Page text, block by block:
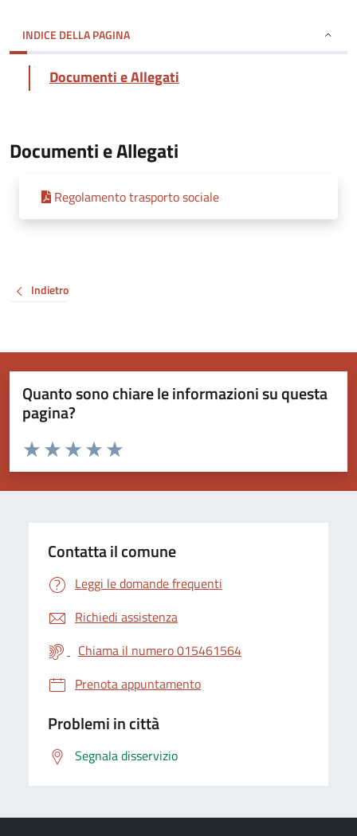
INDICE DELLA PAGINA
Documenti e Allegati
Documenti e Allegati
Regolamento trasporto sociale
Indietro
Quanto sono chiare le informazioni su questa
pagina?
Valuta da 1 a 5 stelle la pagina
Valuta 5 stelle su 5
Valuta 4 stelle su 5
Valuta 3 stelle su 5
Valuta 2 stelle su 5
Valuta 1 stelle su 5
Contatta il comune
Leggi le domande frequenti
Richiedi assistenza
Chiama il numero 015461564
Prenota appuntamento
Problemi in città
Segnala disservizio